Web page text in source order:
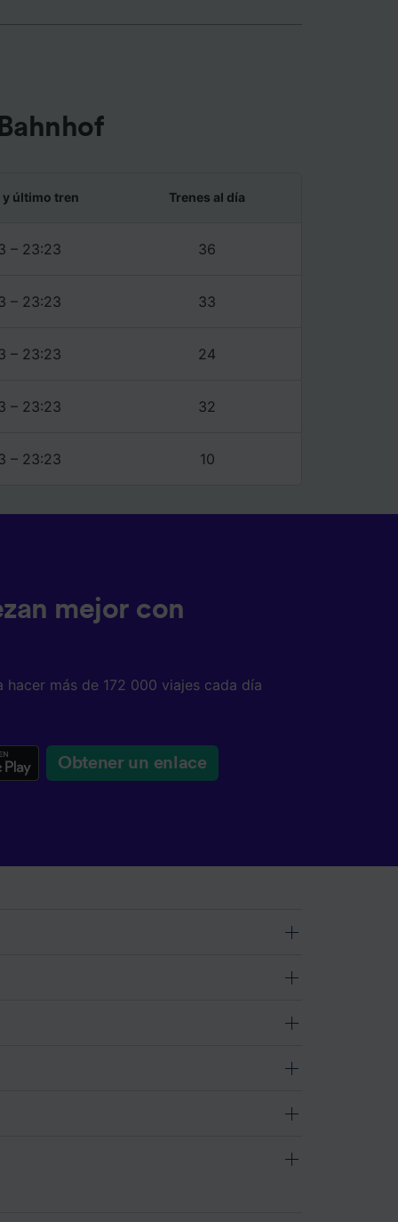
último tren Trenes al día
– 23:23 36
– 23:23 33
– 23:23 24
– 23:23 32
– 23:23 10
mejor con
más de 172 000 viajes cada día
Obtener un enlace